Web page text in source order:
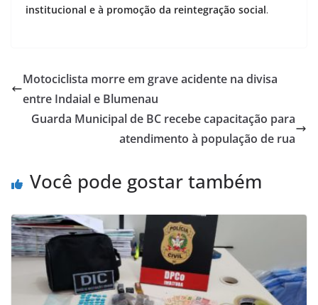
institucional e à promoção da reintegração social.
Motociclista morre em grave acidente na divisa
entre Indaial e Blumenau
Guarda Municipal de BC recebe capacitação para
atendimento à população de rua
Você pode gostar também